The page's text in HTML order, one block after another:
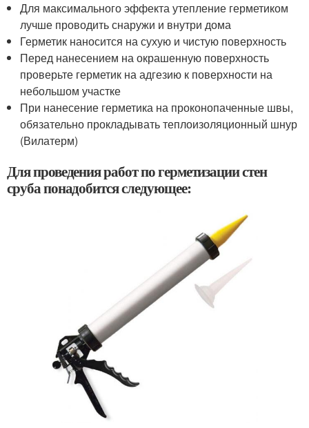
Для максимального эффекта утепление герметиком
лучше проводить снаружи и внутри дома
Герметик наносится на сухую и чистую поверхность
Перед нанесением на окрашенную поверхность
проверьте герметик на адгезию к поверхности на
небольшом участке
При нанесение герметика на проконопаченные швы,
обязательно прокладывать теплоизоляционный шнур
(Вилатерм)
Для проведения работ по герметизации стен
сруба понадобится следующее: